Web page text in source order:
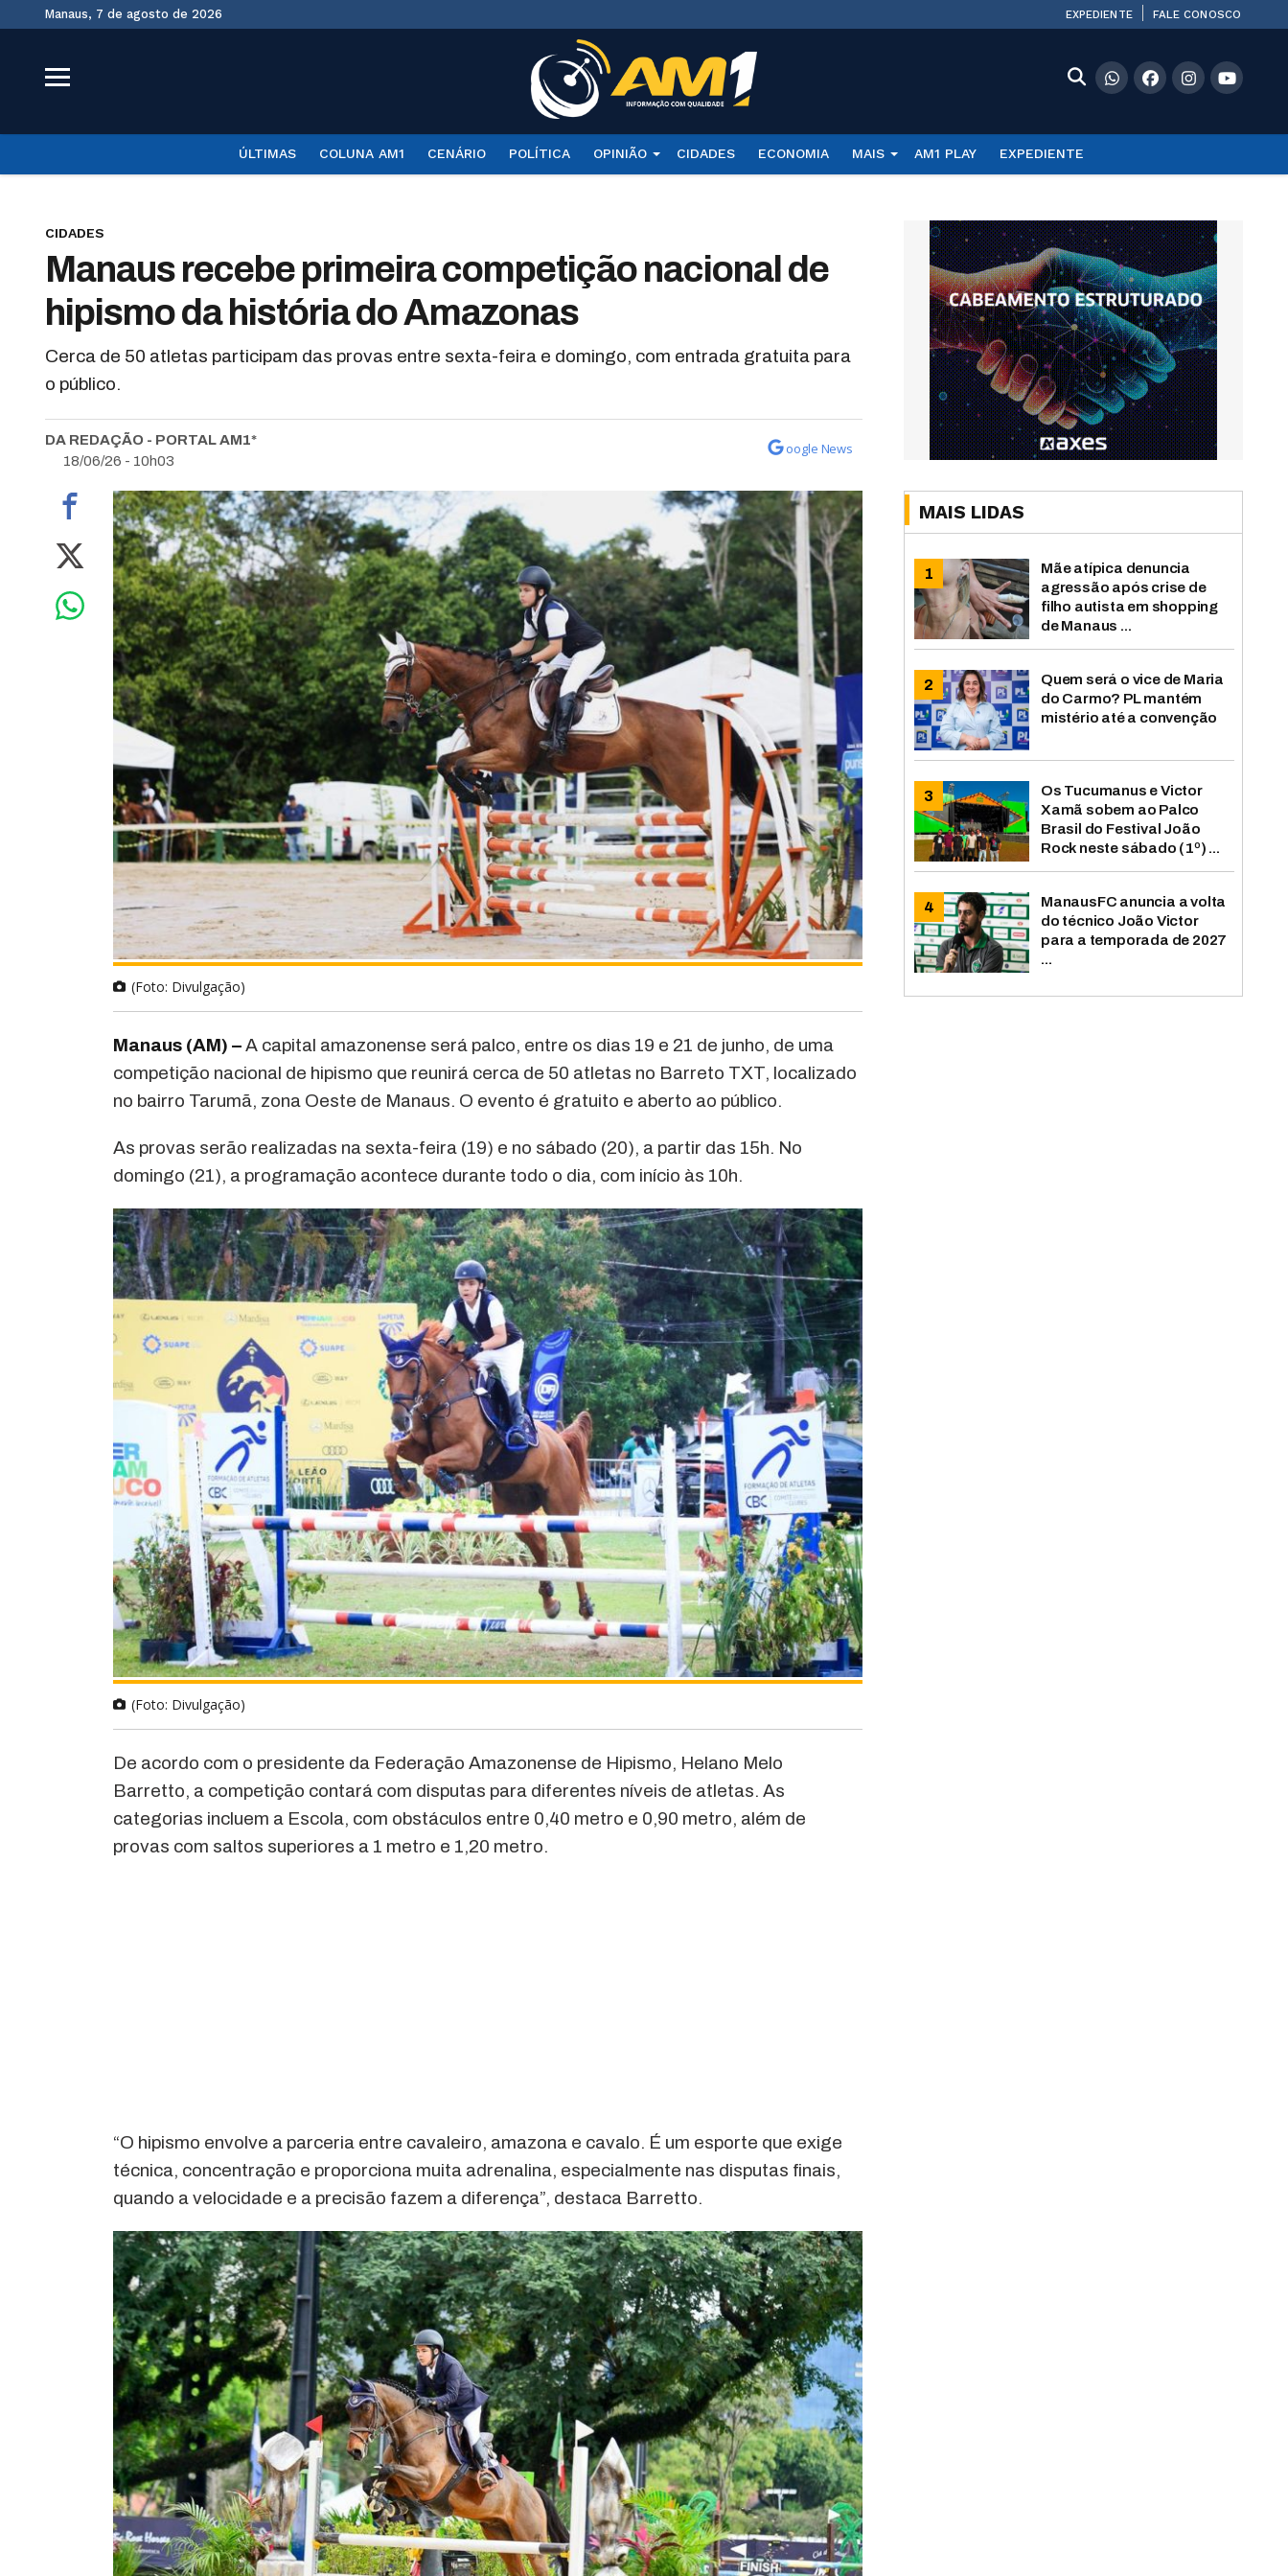
Manaus, 7 de agosto de 2026 EXPEDIENTE FALE CONOSCO
ÚLTIMAS COLUNA AM1 CENÁRIO POLÍTICA OPINIÃO CIDADES ECONOMIA MAIS AM1 PLAY EXPEDIENTE
CIDADES
Manaus recebe primeira competição nacional de
hipismo da história do Amazonas
Cerca de 50 atletas participam das provas entre sexta-feira e domingo, com entrada gratuita para
o público.
DA REDAÇÃO - PORTAL AM1*
18/06/26 - 10h03
oogle News
(Foto: Divulgação)
Manaus (AM) –A capital amazonense será palco, entre os dias 19 e 21 de junho, de uma
competição nacional de hipismo que reunirá cerca de 50 atletas no Barreto TXT, localizado
no bairro Tarumã, zona Oeste de Manaus. O evento é gratuito e aberto ao público.
As provas serão realizadas na sexta-feira (19) e no sábado (20), a partir das 15h. No
domingo (21), a programação acontece durante todo o dia, com início às 10h.
(Foto: Divulgação)
De acordo com o presidente da Federação Amazonense de Hipismo, Helano Melo
Barretto, a competição contará com disputas para diferentes níveis de atletas. As
categorias incluem a Escola, com obstáculos entre 0,40 metro e 0,90 metro, além de
provas com saltos superiores a 1 metro e 1,20 metro.
“O hipismo envolve a parceria entre cavaleiro, amazona e cavalo. É um esporte que exige
técnica, concentração e proporciona muita adrenalina, especialmente nas disputas finais,
quando a velocidade e a precisão fazem a diferença”, destaca Barretto.
MAIS LIDAS
Mãe atípica denuncia
agressão após crise de
filho autista em shopping
de Manaus ...
Quem será o vice de Maria
do Carmo? PL mantém
mistério até a convenção
Os Tucumanus e Victor
Xamã sobem ao Palco
Brasil do Festival João
Rock neste sábado (1º) ...
ManausFC anuncia a volta
do técnico João Victor
para a temporada de 2027
...